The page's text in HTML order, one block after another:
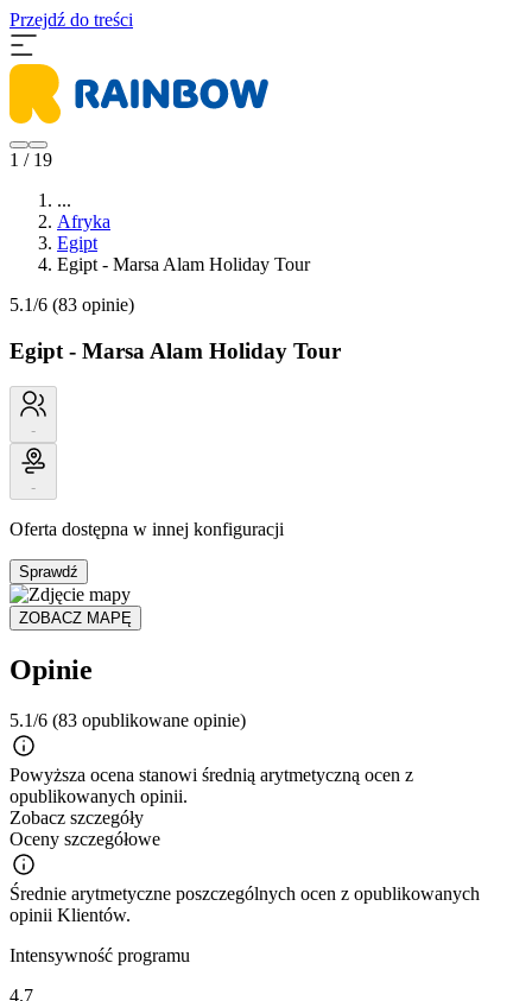
Przejdź do treści
1 / 19
...
Afryka
Egipt
Egipt - Marsa Alam Holiday Tour
5.1/6 (83 opinie)
Egipt - Marsa Alam Holiday Tour
-
-
Oferta dostępna w innej konfiguracji
Sprawdź
ZOBACZ MAPĘ
Opinie
5.1/6 (83 opublikowane opinie)
Powyższa ocena stanowi średnią arytmetyczną ocen z
opublikowanych opinii.
Zobacz szczegóły
Oceny szczegółowe
Średnie arytmetyczne poszczególnych ocen z opublikowanych
opinii Klientów.
Intensywność programu
4.7